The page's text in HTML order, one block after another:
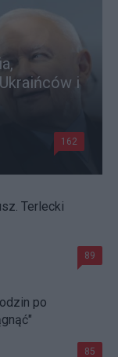
i
162
Terlecki
89
po
85